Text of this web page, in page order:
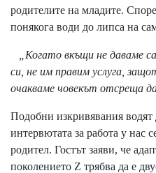
родителите на младите.
понякога води до липса на
„Когато вкъщи не даваме
си, не им правим услуга,
очакваме човекът отсреща
Подобни изкривявания водят
интервютата за работа у нас
родител. Гостът заяви, че
поколението Z трябва да е